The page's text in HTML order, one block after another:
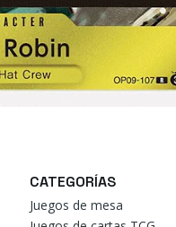
CATEGORÍAS
Juegos de mesa